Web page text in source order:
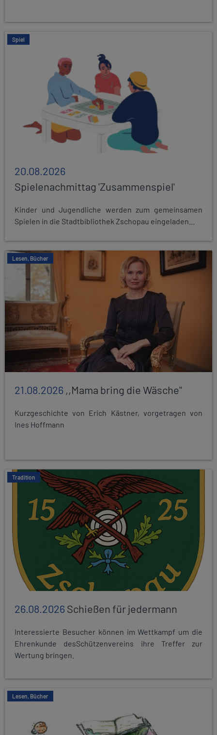
Spiel
20.08.2026
Spielenachmittag 'Zusammenspiel'
Kinder und Jugendliche werden zum gemeinsamen
Spielen in die Stadtbibliothek Zschopau eingeladen...
Lesen, Bücher
21.08.2026 ,,Mama bring die Wäsche"
Kurzgeschichte von Erich Kästner, vorgetragen von
Ines Hoffmann
Tradition
26.08.2026Schießen für jedermann
Interessierte Besucher können im Wettkampf um die
Ehrenkunde desSchützenvereins ihre Treffer zur
Wertung bringen.
Lesen, Bücher